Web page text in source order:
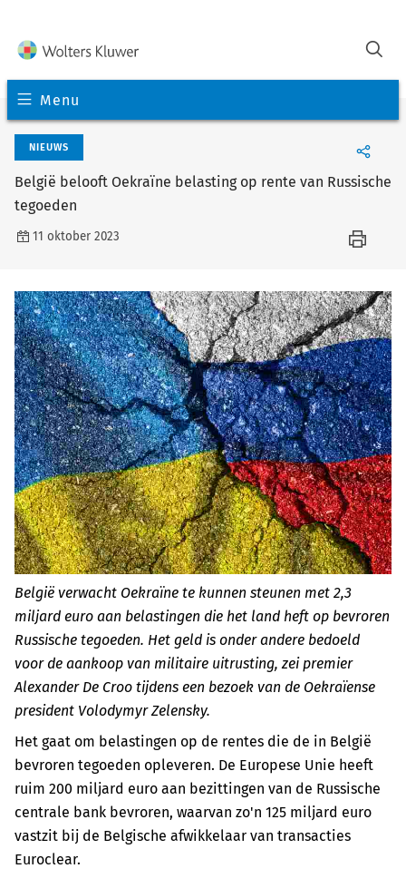
Menu
NIEUWS
België belooft Oekraïne belasting op rente van Russische
tegoeden
11 oktober 2023
België verwacht Oekraïne te kunnen steunen met 2,3
miljard euro aan belastingen die het land heft op bevroren
Russische tegoeden. Het geld is onder andere bedoeld
voor de aankoop van militaire uitrusting, zei premier
Alexander De Croo tijdens een bezoek van de Oekraïense
president Volodymyr Zelensky.
Het gaat om belastingen op de rentes die de in België
bevroren tegoeden opleveren. De Europese Unie heeft
ruim 200 miljard euro aan bezittingen van de Russische
centrale bank bevroren, waarvan zo'n 125 miljard euro
vastzit bij de Belgische afwikkelaar van transacties
Euroclear.